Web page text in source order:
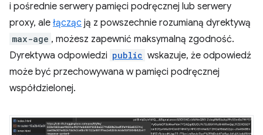
i pośrednie serwery pamięci podręcznej lub serwery
proxy, ale łącząc ją z powszechnie rozumianą dyrektywą
max-age , możesz zapewnić maksymalną zgodność.
Dyrektywa odpowiedzi public wskazuje, że odpowiedź
może być przechowywana w pamięci podręcznej
współdzielonej.